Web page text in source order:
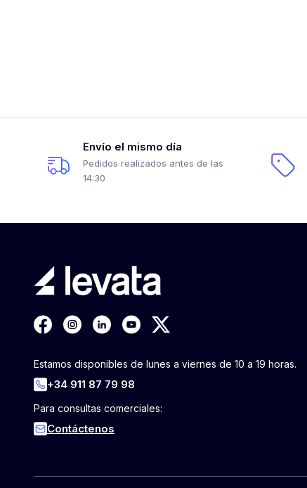
Envío el mismo día
Pedidos realizados antes de las
14:30
Estamos disponibles de lunes a viernes de 10 a 19 horas.
+34 911 87 79 98
Para consultas comerciales:
Contáctenos